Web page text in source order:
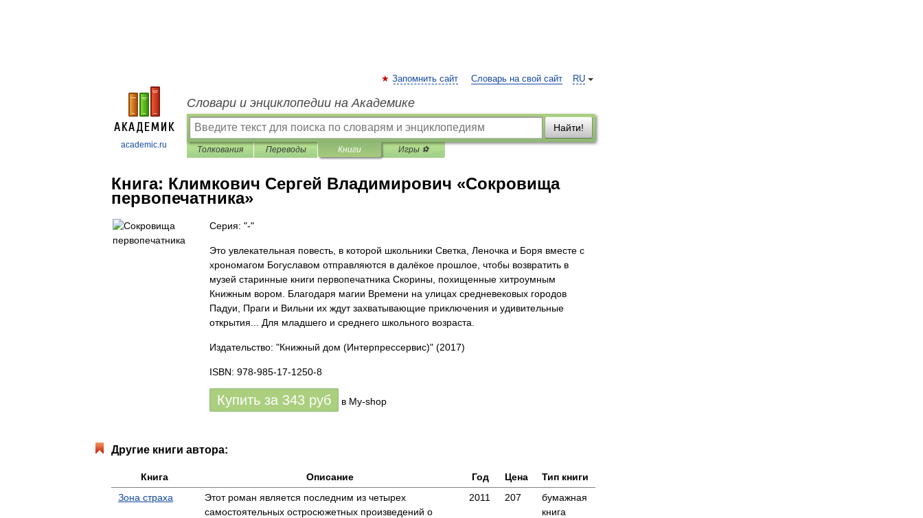
academic.ru
RU
Запомнить сайт Словарь на свой сайт
Словари и энциклопедии на Академике
Найти!
Толкования Переводы Книги Игры ⚽
Книга: Климкович Сергей Владимирович «Сокровища
первопечатника»
Серия: "-"
Это увлекательная повесть, в которой школьники Светка, Леночка и Боря вместе с
хрономагом Богуславом отправляются в далёкое прошлое, чтобы возвратить в
музей старинные книги первопечатника Скорины, похищенные хитроумным
Книжным вором. Благодаря магии Времени на улицах средневековых городов
Падуи, Праги и Вильни их ждут захватывающие приключения и удивительные
открытия... Для младшего и среднего школьного возраста.
Издательство: "Книжный дом (Интерпрессервис)" (2017)
ISBN: 978-985-17-1250-8
Купить за 343 руб в My-shop
Другие книги автора:
Книга Описание Год Цена
Тип книги
Зона страха
Этот роман является последним из четырех
самостоятельных остросюжетных произведений о
2011 207
бумажная
книга